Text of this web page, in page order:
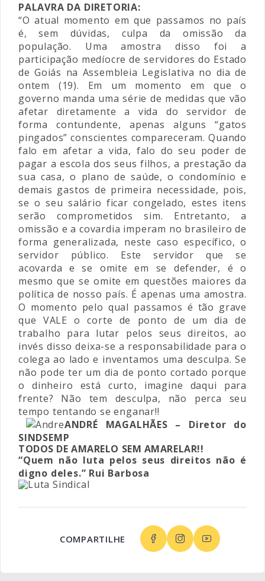
PALAVRA DA DIRETORIA:
“O atual momento em que passamos no país
é, sem dúvidas, culpa da omissão da
população. Uma amostra disso foi a
participação medíocre de servidores do Estado
de Goiás na Assembleia Legislativa no dia de
ontem (19). Em um momento em que o
governo manda uma série de medidas que vão
afetar diretamente a vida do servidor de
forma contundente, apenas alguns “gatos
pingados” conscientes compareceram. Quando
falo em afetar a vida, falo do seu poder de
pagar a escola dos seus filhos, a prestação da
sua casa, o plano de saúde, o condomínio e
demais gastos de primeira necessidade, pois,
se o seu salário ficar congelado, estes itens
serão comprometidos sim. Entretanto, a
omissão e a covardia imperam no brasileiro de
forma generalizada, neste caso específico, o
servidor público. Este servidor que se
acovarda e se omite em se defender, é o
mesmo que se omite em questões maiores da
política de nosso país. É apenas uma amostra.
O momento pelo qual passamos é tão grave
que VALE o corte de ponto de um dia de
trabalho para lutar pelos seus direitos, ao
invés disso deixa-se a responsabilidade para o
colega ao lado e inventamos uma desculpa. Se
não pode ter um dia de ponto cortado porque
o dinheiro está curto, imagine daqui para
frente? Não tem desculpa, não perca seu
tempo tentando se enganar!!
ANDRÉ MAGALHÃES – Diretor do
SINDSEMP
TODOS DE AMARELO SEM AMARELAR!!
“Quem não luta pelos seus direitos não é
digno deles.” Rui Barbosa
COMPARTILHE